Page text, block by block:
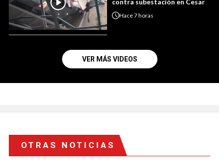
contra subestación en Cesar
Hace7 horas
VER MÁS VIDEOS
OTRAS NOTICIAS